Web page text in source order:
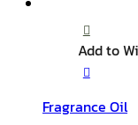
Add to
Fragrance Oil